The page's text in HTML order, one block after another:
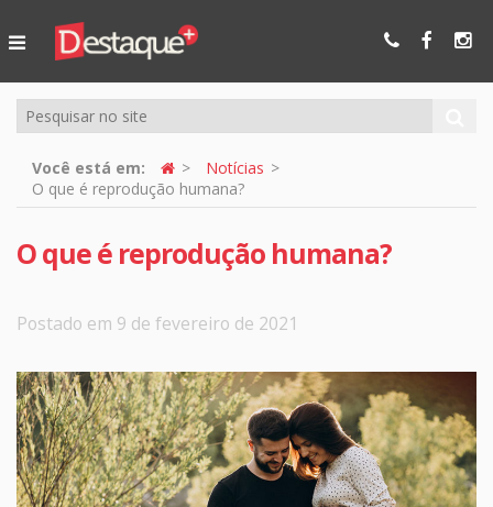
Online
Você está em:
Notícias
O que é reprodução humana?
O que é reprodução humana?
Postado em 9 de fevereiro de 2021